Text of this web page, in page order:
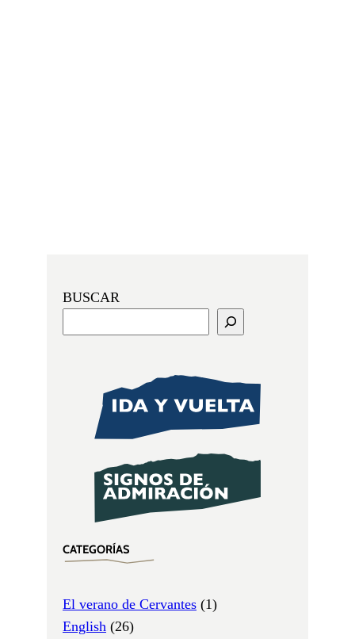
BUSCAR
CATEGORÍAS
El verano de Cervantes (1)
English (26)